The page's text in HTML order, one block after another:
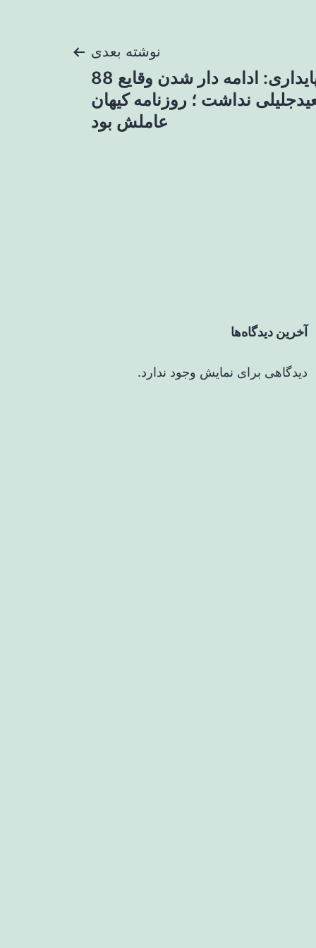
نوشته بعدی
رسانه جبهه پایداری: ادامه دار شدن وقایع 88
نداشت ؛ روزنامه کیهان
عاملش بود
آخرین دیدگاه‌ها
دیدگاهی برای نمایش وجود ندارد.